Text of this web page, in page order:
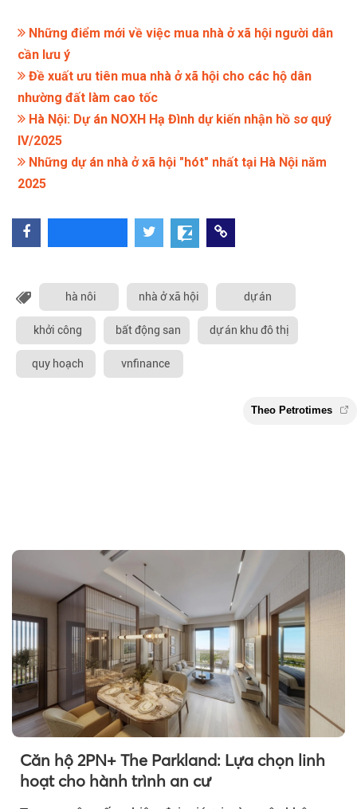
Những điểm mới về việc mua nhà ở xã hội người dân
cần lưu ý
Đề xuất ưu tiên mua nhà ở xã hội cho các hộ dân
nhường đất làm cao tốc
Hà Nội: Dự án NOXH Hạ Đình dự kiến nhận hồ sơ quý
IV/2025
Những dự án nhà ở xã hội "hót" nhất tại Hà Nội năm
2025
hà nôi nhà ở xã hội dự án
khởi công bất động san dự án khu đô thị
quy hoạch vnfinance
Theo
Căn hộ 2PN+ The Parkland: Lựa chọn linh
hoạt cho hành trình an cư